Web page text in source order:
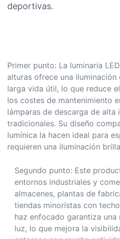
deportivas.
Primer punto: La luminaria
alturas ofrece una
larga vida útil, lo que reduce
los costes de mantenimiento
lámparas de descarga de alta
tradicionales. Su diseño
lumínica la hacen ideal para
requieren una iluminación
Segundo punto: Este
entornos industriales y
almacenes, plantas de
tiendas minoristas con
haz enfocado garantiza
luz, lo que mejora la